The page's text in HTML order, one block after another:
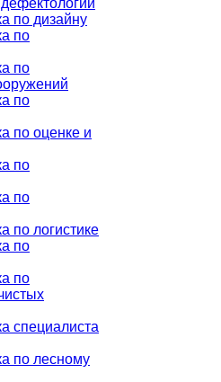
по дизайну
по
по
по
по оценке и
по
по
по логистике
по
по
специалиста
по лесному